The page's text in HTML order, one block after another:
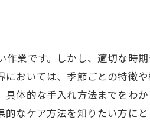
業です。しかし、適切な時
おいては、季節ごとの特徴
体的な手入れ方法までをわ
なケア方法を知りたい方に